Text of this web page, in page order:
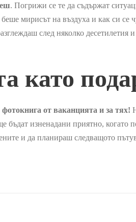
. Погрижи се те да съдържат
мирисът на въздуха и как си се
след няколко десетилетия
като
от ваканцията и за тях!
изненадани приятно, когато
и да планираш следващото